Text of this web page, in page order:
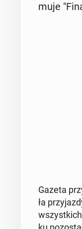
mu­je
Gazeta
ła